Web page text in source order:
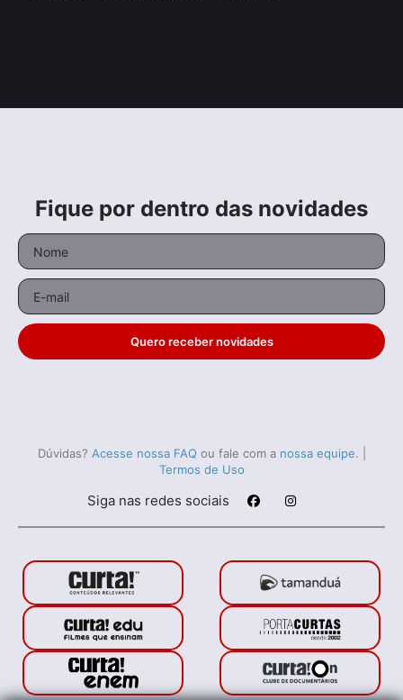
Fique por dentro das novidades
Quero receber novidades
Dúvidas? Acesse nossa FAQ ou fale com a nossa equipe.
Termos de Uso
Siga nas redes sociais